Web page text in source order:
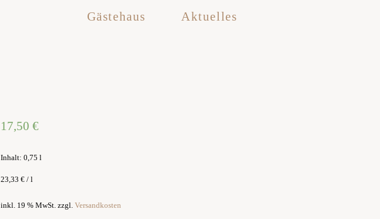
Gästehaus Aktuelles
17,50 €
Inhalt: 0,75 l
23,33 €/ l
inkl. 19 % MwSt. zzgl. Versandkosten